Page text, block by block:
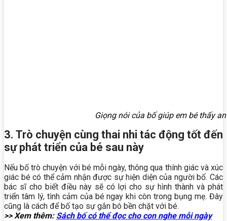
Giọng nói của bố giúp em bé thấy
3. Trò chuyện cùng thai nhi tác động tốt đến
sự phát triển của bé sau này
Nếu bố trò chuyện với bé mỗi ngày, thông qua thính giác và xúc
giác bé có thể cảm nhận được sự hiện diện của người bố. Các
bác sĩ cho biết điều này sẽ có lợi cho sự hình thành và phát
triển tâm lý, tình cảm của bé ngay khi còn trong bụng mẹ. Đây
cũng là cách để bố tạo sự gắn bó bền chặt với bé.
>> Xem thêm: Sách bố có thể đọc cho con nghe mỗi ngày